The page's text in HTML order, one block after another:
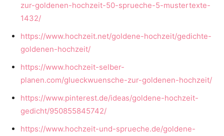
zur-goldenen-hochzeit-50-sprueche-5-mustertexte-
1432/
https://www.hochzeit.net/goldene-hochzeit/gedichte-
goldenen-hochzeit/
https://www.hochzeit-selber-
planen.com/glueckwuensche-zur-goldenen-hochzeit/
https://www.pinterest.de/ideas/goldene-hochzeit-
gedicht/950855845742/
https://www.hochzeit-und-sprueche.de/goldene-